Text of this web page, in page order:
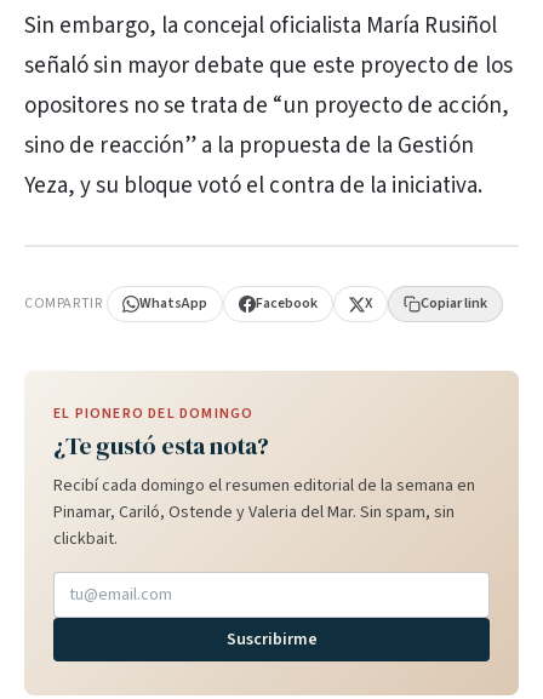
Sin embargo, la concejal oficialista María Rusiñol
señaló sin mayor debate que este proyecto de los
opositores no se trata de “un proyecto de acción,
sino de reacción” a la propuesta de la Gestión
Yeza, y su bloque votó el contra de la iniciativa.
COMPARTIR WhatsApp Facebook X Copiar link
EL PIONERO DEL DOMINGO
¿Te gustó esta nota?
Recibí cada domingo el resumen editorial de la semana en
Pinamar, Cariló, Ostende y Valeria del Mar. Sin spam, sin
clickbait.
Suscribirme